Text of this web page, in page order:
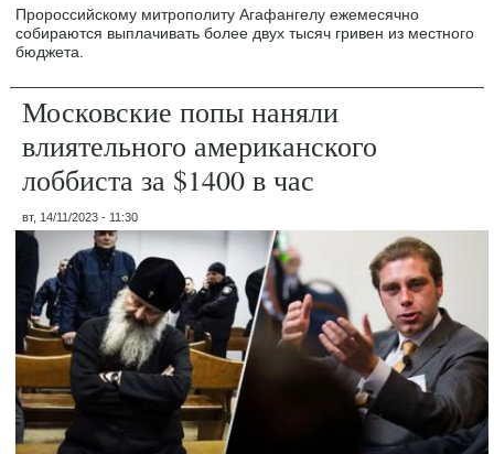
Пророссийскому митрополиту Агафангелу ежемесячно
собираются выплачивать более двух тысяч гривен из местного
бюджета.
Московские попы наняли
влиятельного американского
лоббиста за $1400 в час
вт, 14/11/2023 - 11:30